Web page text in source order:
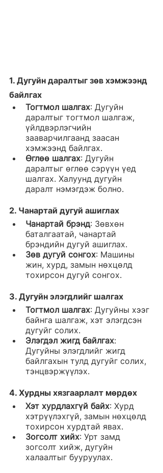
1. Дугуйн даралтыг зөв хэмжээнд
байлгах
Тогтмол шалгах: Дугуйн
даралтыг тогтмол шалгаж,
үйлдвэрлэгчийн
зааварчилгаанд заасан
хэмжээнд байлгах.
Өглөө шалгах: Дугуйн
даралтыг өглөө сэрүүн үед
шалгах. Халуунд дугуйн
даралт нэмэгдэж болно.
2. Чанартай дугуй ашиглах
Чанартай брэнд: Зөвхөн
баталгаатай, чанартай
брэндийн дугуй ашиглах.
Зөв дугуй сонгох: Машины
жин, хурд, замын нөхцөлд
тохирсон дугуй сонгох.
3. Дугуйн элэгдлийг шалгах
Тогтмол шалгах: Дугуйны хээг
байнга шалгаж, хэт элэгдсэн
дугуйг солих.
Элэгдэл жигд байлгах:
Дугуйны элэгдлийг жигд
байлгахын тулд дугуйг солих,
тэнцвэржүүлэх.
4. Хурдны хязгаарлалт мөрдөх
Хэт хурдлахгүй байх: Хурд
хэтрүүлэхгүй, замын нөхцөлд
тохирсон хурдтай явах.
Зогсолт хийх: Урт замд
зогсолт хийж, дугуйн
халаалтыг бууруулах.